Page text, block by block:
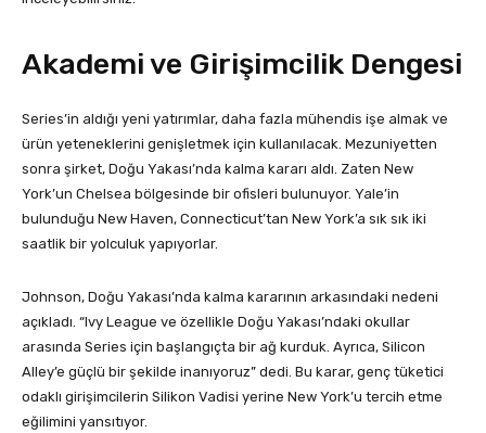
Akademi ve Girişimcilik Dengesi
Series’in aldığı yeni yatırımlar, daha fazla mühendis işe almak ve
ürün yeteneklerini genişletmek için kullanılacak. Mezuniyetten
sonra şirket, Doğu Yakası’nda kalma kararı aldı. Zaten New
York’un Chelsea bölgesinde bir ofisleri bulunuyor. Yale’in
bulunduğu New Haven, Connecticut’tan New York’a sık sık iki
saatlik bir yolculuk yapıyorlar.
Johnson, Doğu Yakası’nda kalma kararının arkasındaki nedeni
açıkladı. “Ivy League ve özellikle Doğu Yakası’ndaki okullar
arasında Series için başlangıçta bir ağ kurduk. Ayrıca, Silicon
Alley’e güçlü bir şekilde inanıyoruz” dedi. Bu karar, genç tüketici
odaklı girişimcilerin Silikon Vadisi yerine New York’u tercih etme
eğilimini yansıtıyor.